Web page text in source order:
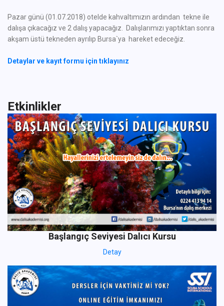
Pazar günü (01.07.2018) otelde kahvaltımızın ardından tekne ile
dalışa çıkacağız ve 2 dalış yapacağız. Dalışlarımızı yaptıktan sonra
akşam üstü tekneden ayrılıp Bursa`ya hareket edeceğiz.
Detaylar ve kayıt formu için tıklayınız
Etkinlikler
Başlangıç Seviyesi Dalıcı Kursu
Detay